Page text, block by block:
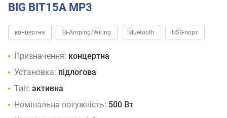
BIG BIT15A MP3
концертна Bi-Amping/Wiring Bluetooth USB-порт
Призначення: концертна
Установка: підлогова
Тип: активна
Номінальна потужність: 500 Вт